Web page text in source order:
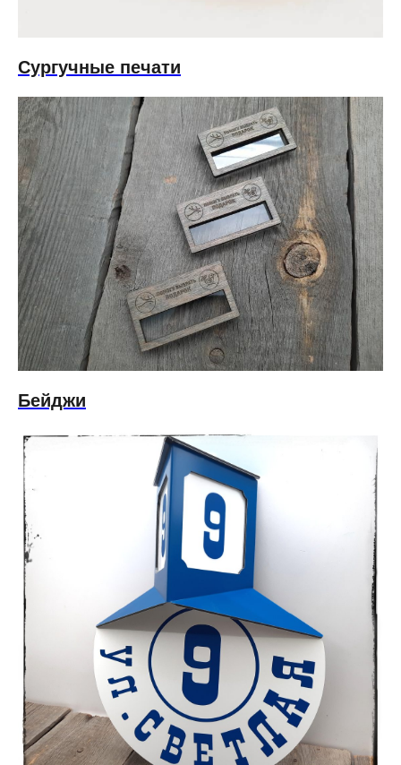
Сургучные печати
Бейджи